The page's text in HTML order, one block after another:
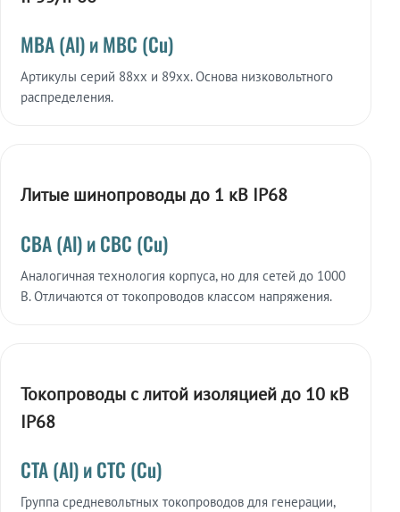
МВА (Al) и МВС (Cu)
Артикулы серий 88xx и 89xx. Основа низковольтного
распределения.
Литые шинопроводы до 1 кВ IP68
СВА (Al) и СВС (Cu)
Аналогичная технология корпуса, но для сетей до 1000
В. Отличаются от токопроводов классом напряжения.
Токопроводы с литой изоляцией до 10 кВ
IP68
СТА (Al) и СТС (Cu)
Группа средневольтных токопроводов для генерации,